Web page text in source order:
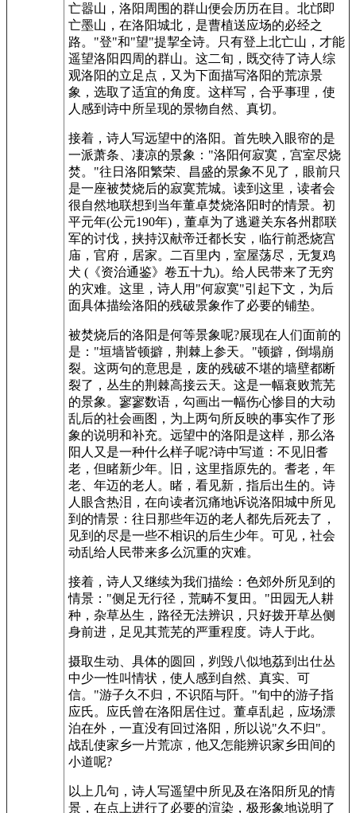
亡嚣山，洛阳周围的群山便会历历在目。北邙即
亡墨山，在洛阳城北，是曹植送应场的必经之
路。"登"和"望"提挈全诗。只有登上北亡山，才能
遥望洛阳四周的群山。这二旬，既交待了诗人综
观洛阳的立足点，又为下面描写洛阳的荒凉景
象，选取了适宜的角度。这样写，合乎事理，使
人感到诗中所呈现的景物自然、真切。
接着，诗人写远望中的洛阳。首先映入眼帘的是
一派萧条、凄凉的景象："洛阳何寂寞，宫室尽烧
焚。"往日洛阳繁荣、昌盛的景象不见了，眼前只
是一座被焚烧后的寂寞荒城。读到这里，读者会
很自然地联想到当年董卓焚烧洛阳时的情景。初
平元年(公元190年)，董卓为了逃避关东各州郡联
军的讨伐，挟持汉献帝迁都长安，临行前悉烧宫
庙，官府，居家。二百里内，室屋荡尽，无复鸡
犬 (《资治通鉴》卷五十九)。给人民带来了无穷
的灾难。这里，诗人用"何寂寞"引起下文，为后
面具体描绘洛阳的残破景象作了必要的铺垫。
被焚烧后的洛阳是何等景象呢?展现在人们面前的
是："垣墙皆顿擗，荆棘上参天。"顿擗，倒塌崩
裂。这两句的意思是，废的残破不堪的墙壁都断
裂了，丛生的荆棘高接云天。这是一幅衰败荒芜
的景象。寥寥数语，勾画出一幅伤心惨目的大动
乱后的社会画图，为上两句所反映的事实作了形
象的说明和补充。远望中的洛阳是这样，那么洛
阳人又是一种什么样子呢?诗中写道：不见旧耆
老，但睹新少年。旧，这里指原先的。耆老，年
老、年迈的老人。睹，看见新，指后出生的。诗
人眼含热泪，在向读者沉痛地诉说洛阳城中所见
到的情景：往日那些年迈的老人都先后死去了，
见到的尽是一些不相识的后生少年。可见，社会
动乱给人民带来多么沉重的灾难。
接着，诗人又继续为我们描绘：色郊外所见到的
情景："侧足无行径，荒畴不复田。"田园无人耕
种，杂草丛生，路径无法辨识，只好拨开草丛侧
身前进，足见其荒芜的严重程度。诗人于此。
摄取生动、具体的圆回，刿毁八似地荔到出仕丛
中少一性叫情状，使人感到自然、真实、可
信。"游子久不归，不识陌与阡。"旬中的游子指
应氏。应氏曾在洛阳居住过。董卓乱起，应场漂
泊在外，一直没有回过洛阳，所以说"久不归"。
战乱使家乡一片荒凉，他又怎能辨识家乡田间的
小道呢?
以上几句，诗人写遥望中所见及在洛阳所见的情
景，在点上进行了必要的渲染，极形象地说明了